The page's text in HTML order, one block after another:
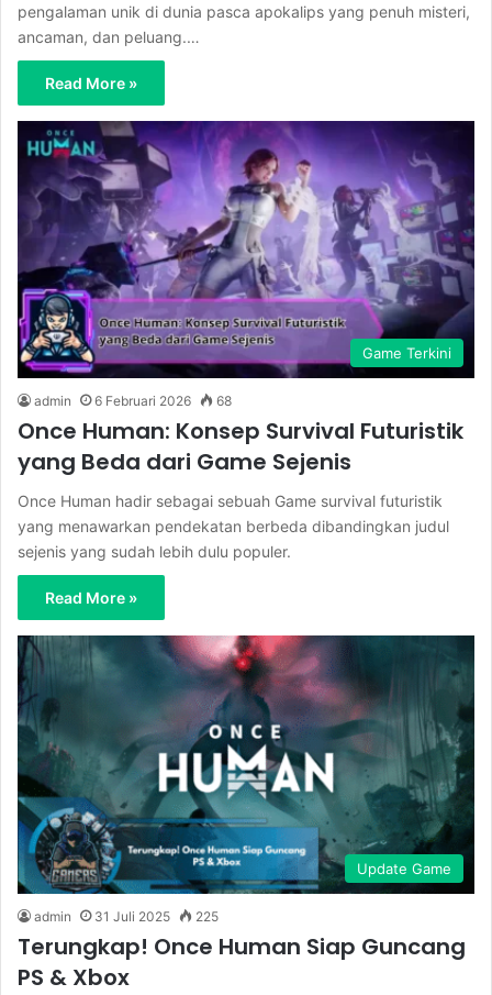
pengalaman unik di dunia pasca apokalips yang penuh misteri,
ancaman, dan peluang.…
Read More »
Game Terkini
admin 6 Februari 2026 68
Once Human: Konsep Survival Futuristik
yang Beda dari Game Sejenis
Once Human hadir sebagai sebuah Game survival futuristik
yang menawarkan pendekatan berbeda dibandingkan judul
sejenis yang sudah lebih dulu populer.
Read More »
Update Game
admin 31 Juli 2025 225
Terungkap! Once Human Siap Guncang
PS & Xbox